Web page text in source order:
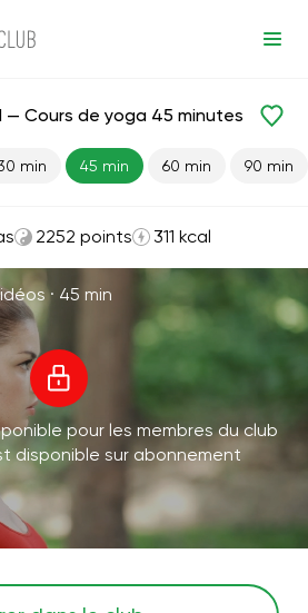
— Cours de yoga 45 minutes
min 45 min 60 min 90 min
2252 points 311 kcal
· 45 min
pour les membres du club
disponible sur abonnement